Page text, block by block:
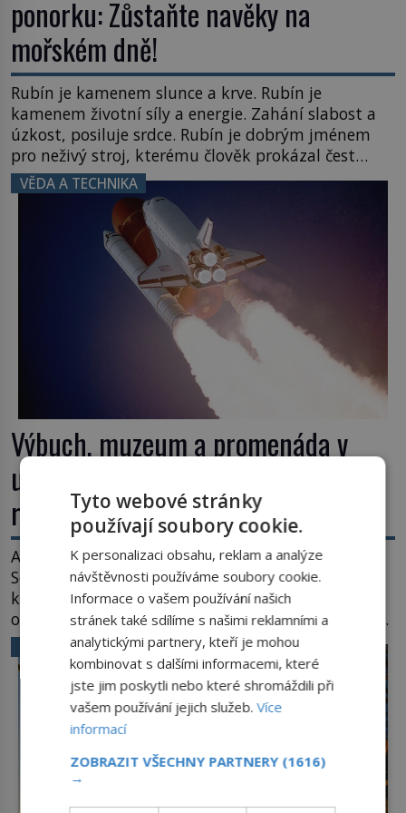
ponorku: Zůstaňte navěky na
mořském dně!
Rubín je kamenem slunce a krve. Rubín je
kamenem životní síly a energie. Zahání slabost a
úzkost, posiluje srdce. Rubín je dobrým jménem
pro neživý stroj, kterému člověk prokázal čest
nezmizet v tavicí peci a našel mu místo
k poslednímu odpočinku. Je druhá polovina 50. let
minulého století. Nálože spočítány, umístěny a
odpáleny. Trup ponorky nabírá vodu […]
VĚDA A TECHNIKA
Výbuch, muzeum a promenáda v
ulicích. Pět osudů nejslavnějších
raketoplánů
Ani zima nezkazí přítomným slavnostní okamžik.
Se slunečními brýlemi hledí na startující raketu,
která má do vesmíru vynést kromě posádky také
obyčejnou učitelku. Po několika sekundách všem
ztuhnou úsměvy, stroj totiž exploduje. Jejich
konstrukce není z levného kraje, daňové
poplatníky stojí miliardy dolarů. Na druhou stranu
zvládnou jen představitelné věci. Na malé kousky
Název: Columbia První […]
VĚDA A TECHNIKA
Tyto webové stránky
používají soubory cookie.
K personalizaci obsahu, reklam a analýze
návštěvnosti používáme soubory cookie.
Informace o vašem používání našich
stránek také sdílíme s našimi reklamními a
analytickými partnery, kteří je mohou
kombinovat s dalšími informacemi, které
jste jim poskytli nebo které shromáždili při
vašem používání jejich služeb.Více
informací
ZOBRAZIT VŠECHNY PARTNERY (1616)
→